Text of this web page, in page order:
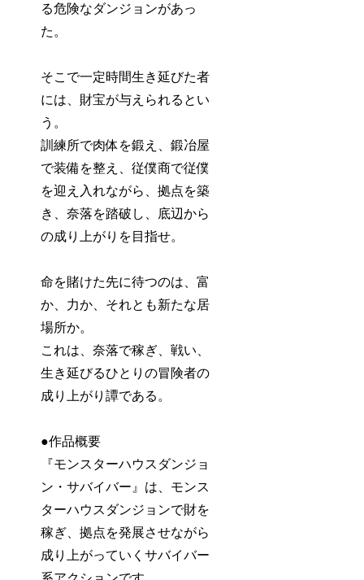
る危険なダンジョンがあっ
た。
そこで一定時間生き延びた者
には、財宝が与えられるとい
う。
訓練所で肉体を鍛え、鍛冶屋
で装備を整え、従僕商で従僕
を迎え入れながら、拠点を築
き、奈落を踏破し、底辺から
の成り上がりを目指せ。
命を賭けた先に待つのは、富
か、力か、それとも新たな居
場所か。
これは、奈落で稼ぎ、戦い、
生き延びるひとりの冒険者の
成り上がり譚である。
●作品概要
『モンスターハウスダンジョ
ン・サバイバー』は、モンス
ターハウスダンジョンで財を
稼ぎ、拠点を発展させながら
成り上がっていくサバイバー